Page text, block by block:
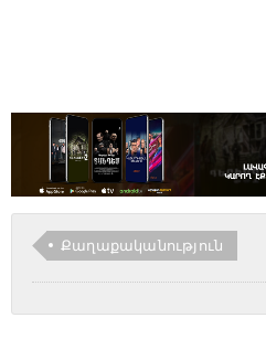
Քաղաքականություն